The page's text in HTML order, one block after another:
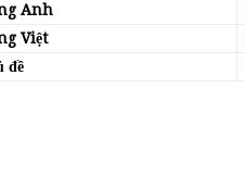
Anh
Việt
đề